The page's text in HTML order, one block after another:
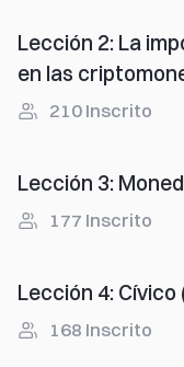
Lección 2: La
en las
210 Inscrito
Lección 3:
177 Inscrito
Lección 4: Cívico
168 Inscrito